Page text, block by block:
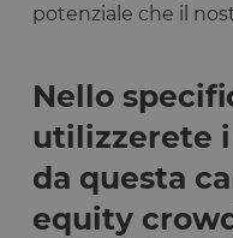
potenziale che il
Nello
utilizzerete
da questa
equity